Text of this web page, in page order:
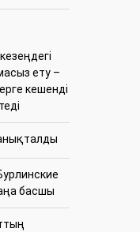
ету –
кешенді
басшы